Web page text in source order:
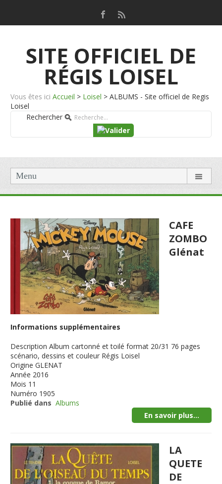
SITE OFFICIEL DE
RÉGIS LOISEL
Vous êtes ici Accueil > Loisel > ALBUMS - Site officiel de Regis
Loisel
Rechercher
Menu
CAFE
ZOMBO
Glénat
Informations supplémentaires
Description Album cartonné et toilé format 20/31 76 pages
scénario, dessins et couleur Régis Loisel
Origine GLENAT
Année 2016
Mois 11
Numéro 1905
Publié dans Albums
En savoir plus...
LA
QUETE
DE